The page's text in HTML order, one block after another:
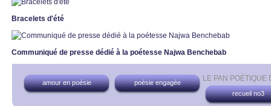
Bracelets d'été
Communiqué de presse dédié à la poétesse Najwa Benchebab
LE PAN
amour en poésie
poésie engagée
recueil no3